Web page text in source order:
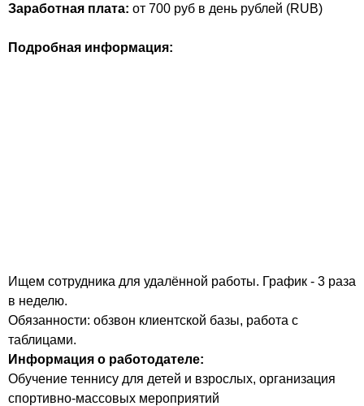
Заработная плата: от 700 руб в день рублей (RUB)
Подробная информация:
Ищем сотрудника для удалённой работы. График - 3 раза
в неделю.
Обязанности: обзвон клиентской базы, работа с
таблицами.
Информация о работодателе:
Обучение теннису для детей и взрослых, организация
спортивно-массовых мероприятий